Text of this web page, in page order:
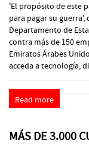
'El propósito de este
para pagar su
Departamento de
contra más de 150
Emiratos Árabes
acceda a tecnología,
Read more
MÁS DE 3.000